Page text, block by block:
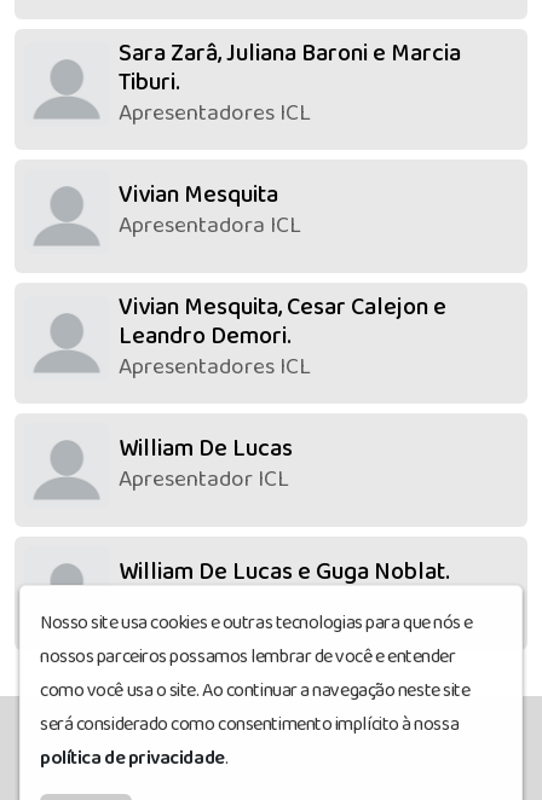
Sara Zarâ, Juliana Baroni e Marcia
Tiburi.
Apresentadores ICL
Vivian Mesquita
Apresentadora ICL
Vivian Mesquita, Cesar Calejon e
Leandro Demori.
Apresentadores ICL
William De Lucas
Apresentador ICL
William De Lucas e Guga Noblat.
Nosso site usa cookies e outras tecnologias para que nós e
nossos parceiros possamos lembrar de você e entender
como você usa o site. Ao continuar a navegação neste site
será considerado como consentimento implícito à nossa
política de privacidade.
radiocanoeiromix© Todos os direitos reservados.